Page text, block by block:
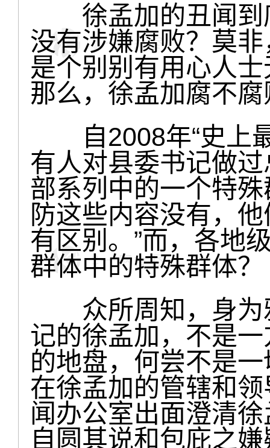
徐孟加的丑闻到
没有涉嫌腐败？莫非
是个别别有用心人
那么，徐孟加腐不
自2008年“史上最
有人对县委书记做
部系列中的一个特
防这些内容没有，
有区别。”而，各地
群体中的特殊群体？
众所周知，身为
记的徐孟加，不是
的地盘，何尝不是
在徐孟加的管辖和
闻办公室出面澄清
自圆其说和包庇之